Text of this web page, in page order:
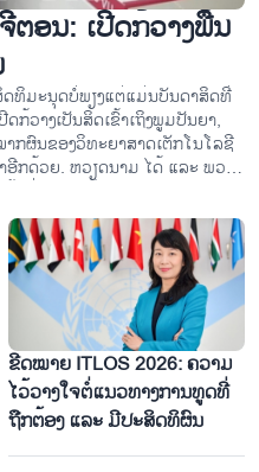
ວາງ​ພື້ນ​
ກ້​ວາງ​ເປັນ​ສິດ​ເຂົ້າ​ເຖິງ​ພູມ​ປັນ​ຍາ,
ຜົນ​ຂອ​ງວິ​ທະ​ຍາ​ສາດ​ເຕັກ​ໂນ​ໂລ​ຊີ
ກ​ດ້ວຍ. ຫວຽດ​ນາມ ໄດ້ ແລະ​ ພວມ
ລະ ຊຸດ​ຍູ້​ສິດ​ທະ​ມະ​ນຸດ.
ຂີດ​ໝາຍ ITLOS 2026: ຄວາມ​
ໄວ້​ວາງ​ໃຈຕໍ່​ແນວ​ທາງ​ການ​ທູດ​ທີ່​
ຖືກ​ຕ້ອງ ແລະ ມີ​ປະ​ສິດ​ທິ​ຜົນ